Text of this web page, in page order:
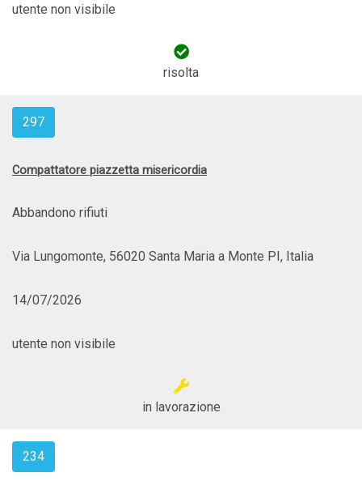
utente non visibile
risolta
297
Compattatore piazzetta misericordia
Abbandono rifiuti
Via Lungomonte, 56020 Santa Maria a Monte PI, Italia
14/07/2026
utente non visibile
in lavorazione
234